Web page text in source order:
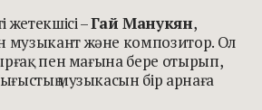
жетекшісі –Гай Манукян,
және композитор. Ол
пен мағына бере отырып,
музыкасын бір арнаға